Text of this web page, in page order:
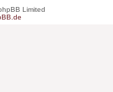
Limited